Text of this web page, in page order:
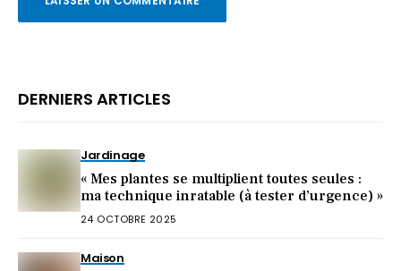
DERNIERS ARTICLES
Jardinage
« Mes plantes se multiplient toutes seules :
ma technique inratable (à tester d’urgence) »
24 OCTOBRE 2025
Maison